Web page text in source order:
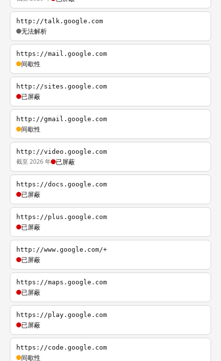
http://talk.google.com
无法解析
https://mail.google.com
间歇性
http://sites.google.com
已屏蔽
http://gmail.google.com
间歇性
http://video.google.com
截至 2026 年 已屏蔽
https://docs.google.com
已屏蔽
https://plus.google.com
已屏蔽
http://www.google.com/+
已屏蔽
https://maps.google.com
已屏蔽
https://play.google.com
已屏蔽
https://code.google.com
间歇性